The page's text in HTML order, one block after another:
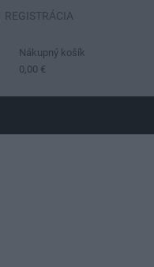
REGISTRÁCIA
Nákupný košík
0,00 €